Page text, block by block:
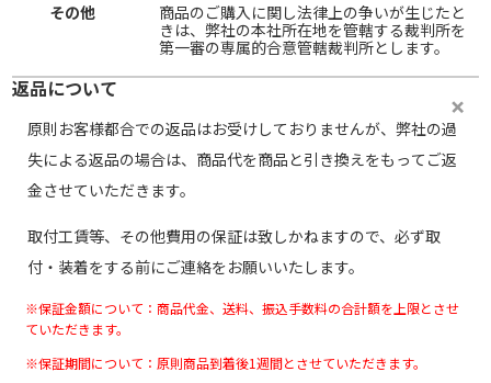
その他
商品のご購入に関し法律上の争いが生じたと
きは、弊社の本社所在地を管轄する裁判所を
第一審の専属的合意管轄裁判所とします。
返品について
原則お客様都合での返品はお受けしておりませんが、弊社の過
失による返品の場合は、商品代を商品と引き換えをもってご返
金させていただきます。
取付工賃等、その他費用の保証は致しかねますので、必ず取
付・装着をする前にご連絡をお願いいたします。
※保証金額について：商品代金、送料、振込手数料の合計額を上限とさせ
ていただきます。
※保証期間について：原則商品到着後1週間とさせていただきます。